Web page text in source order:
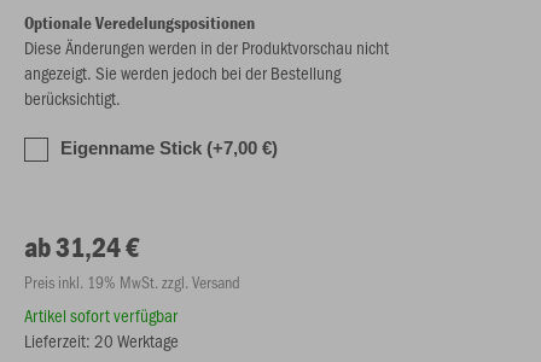
Optionale Veredelungspositionen
Diese Änderungen werden in der Produktvorschau nicht
angezeigt. Sie werden jedoch bei der Bestellung
berücksichtigt.
Eigenname Stick (+7,00 €)
ab 31,24 €
Preis inkl. 19% MwSt. zzgl. Versand
Artikel sofort verfügbar
Lieferzeit: 20 Werktage